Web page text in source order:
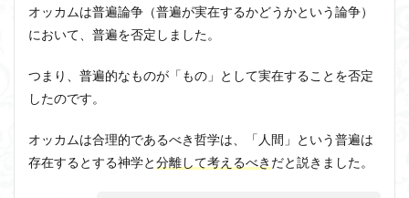
オッカムは普遍論争（普遍が実在するかどうかという論争）
において、普遍を否定しました。
つまり、普遍的なものが「もの」として実在することを否定
したのです。
オッカムは合理的であるべき哲学は、「人間」という普遍は
存在するとする神学と分離して考えるべき だと説きました。